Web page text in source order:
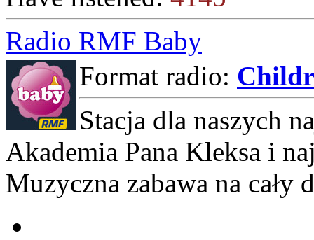
Radio RMF Baby
Format radio:
Stacja dla naszych
Akademia Pana Kleksa i
Muzyczna zabawa na cały